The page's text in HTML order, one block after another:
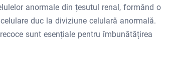
anormale din țesutul renal, formând o
duc la diviziune celulară anormală.
sunt esențiale pentru îmbunătățirea